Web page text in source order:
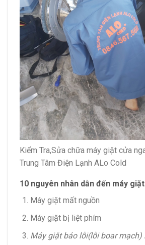
Kiểm Tra,Sửa chữa máy giặt cửa
Trung Tâm Điện Lạnh ALo Cold
10 nguyên nhân dẫn đến máy
Máy giặt mất nguồn
Máy giặt bị liệt phím
Máy giặt báo lỗi(lỗi boar mạch).